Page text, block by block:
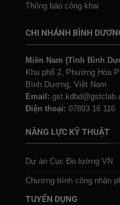
Thông báo công khai
CHI NHÁNH BÌNH
Miền Nam (Tỉnh Bình
Khu phố 2, Phường Hòa
Bình Dương, Việt Nam
Email:
Điện thoại: 07893 16 116
NĂNG LỰC KỸ THUẬT
Dự án Cục Đo lường VN
Chương trình công nhận
TUYỂN DỤNG